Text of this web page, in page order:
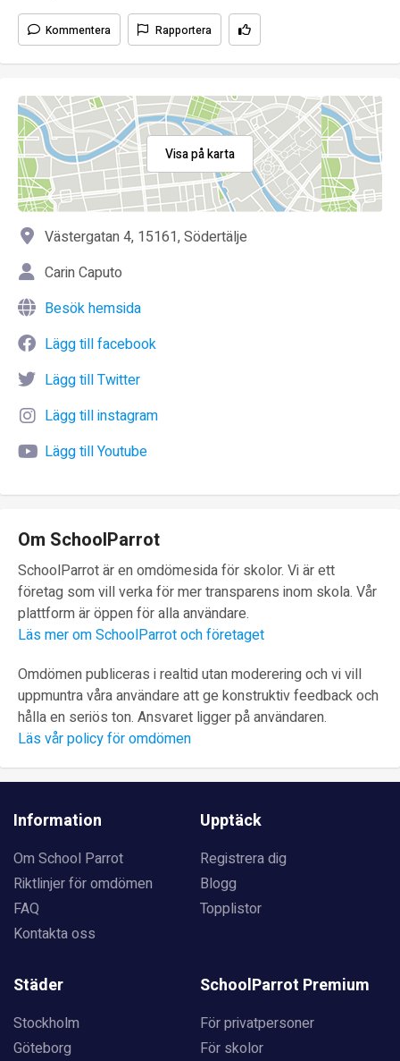
Kommentera Rapportera
Visa på karta
Västergatan 4, 15161, Södertälje
Carin Caputo
Besök hemsida
Lägg till facebook
Lägg till Twitter
Lägg till instagram
Lägg till Youtube
Om SchoolParrot
SchoolParrot är en omdömesida för skolor. Vi är ett
företag som vill verka för mer transparens inom skola. Vår
plattform är öppen för alla användare.
Läs mer om SchoolParrot och företaget
Omdömen publiceras i realtid utan moderering och vi vill
uppmuntra våra användare att ge konstruktiv feedback och
hålla en seriös ton. Ansvaret ligger på användaren.
Läs vår policy för omdömen
Information
Om School Parrot
Riktlinjer för omdömen
FAQ
Kontakta oss
Upptäck
Registrera dig
Blogg
Topplistor
Städer
Stockholm
Göteborg
SchoolParrot Premium
För privatpersoner
För skolor